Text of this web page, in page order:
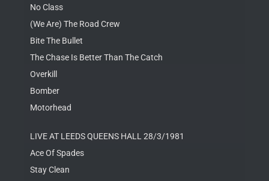
No Class
(We Are) The Road Crew
Bite The Bullet
The Chase Is Better Than The Catch
Overkill
Bomber
Motorhead
LIVE AT LEEDS QUEENS HALL 28/3/1981
Ace Of Spades
Stay Clean